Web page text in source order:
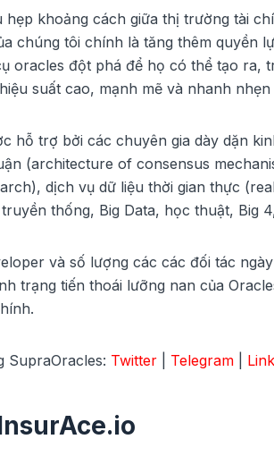
khoảng cách giữa thị trường tài
chúng tôi chính là tăng thêm quyền
oracles đột phá để họ có thể tạo ra,
suất cao, mạnh mẽ và nhanh nhẹn
hỗ trợ bởi các chuyên gia dày dặn
(architecture of consensus
dịch vụ dữ liệu thời gian thực
thống, Big Data, học thuật, Big
và số lượng các các đối tác
trạng tiến thoái lưỡng nan của
SupraOracles: Twitter Telegram